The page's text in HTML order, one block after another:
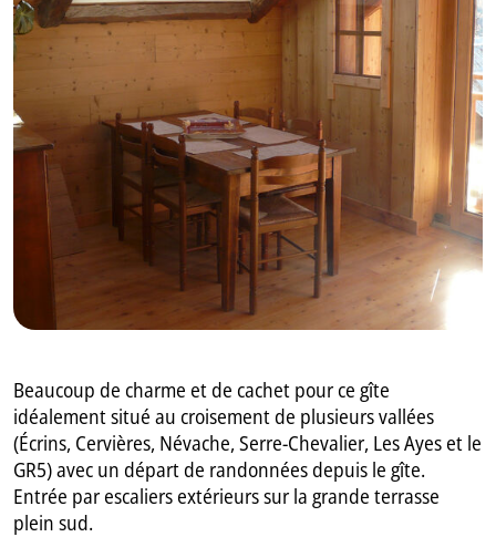
GB
Beaucoup de charme et de cachet pour ce gîte
idéalement situé au croisement de plusieurs vallées
(Écrins, Cervières, Névache, Serre-Chevalier, Les Ayes et le
GR5) avec un départ de randonnées depuis le gîte.
Entrée par escaliers extérieurs sur la grande terrasse
plein sud.